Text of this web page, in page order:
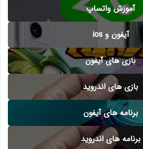
آموزش واتساپ
آیفون و ios
بازی های آیفون
بازی های اندروید
برنامه های آیفون
برنامه های اندروید